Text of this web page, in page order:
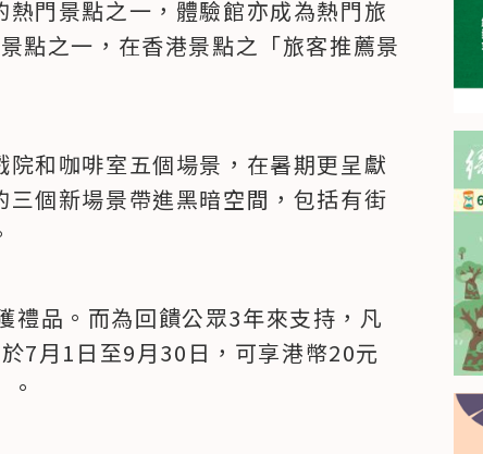
門景點之一，體驗館亦成為熱門旅
之一，在香港景點之「旅客推薦景
和咖啡室五個場景，在暑期更呈獻
三個新場景帶進黑暗空間，包括有街
品。而為回饋公眾3年來支持，凡
7月1日至9月30日，可享港幣20元